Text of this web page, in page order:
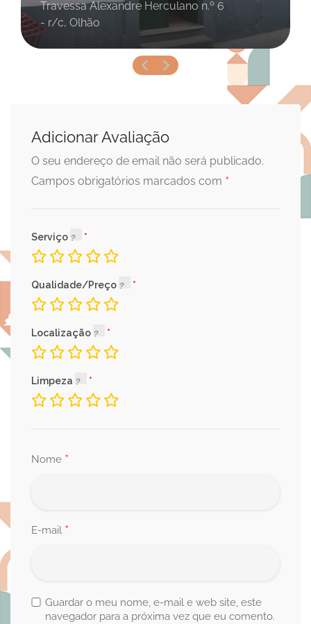
Travessa Alexandre Herculano n.º 6
- r/c, Olhão
Adicionar Avaliação
O seu endereço de email não será publicado.
Campos obrigatórios marcados com *
Serviço
Qualidade/Preço
Localização
Limpeza
Nome *
E-mail *
Guardar o meu nome, e-mail e web site, este
navegador para a próxima vez que eu comento.